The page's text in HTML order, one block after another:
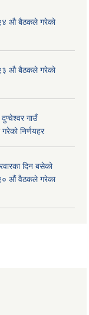
२४ औ बैठकले गरेको
२३ औ बैठकले गरेको
गाउँ
निर्णयहर
दिन बसेको
२० औं वैठकले गरेका